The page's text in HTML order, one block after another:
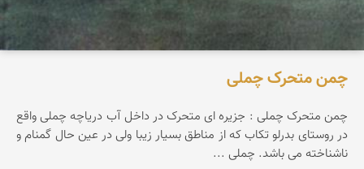
چمن متحرک چملی
چمن متحرک چملی : جزیره ای متحرک در داخل آب دریاچه چملی واقع
در روستای بدرلو تکاب که از مناطق بسیار زیبا ولی در عین حال گمنام و
ناشناخته می باشد. چملی ...